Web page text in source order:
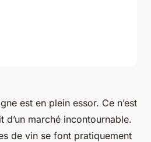
est en plein essor. Ce n’est
d’un marché incontournable.
de vin se font pratiquement